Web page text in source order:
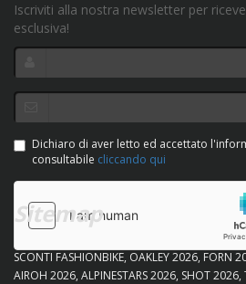
Iscriviti alla nostra newsletter per
esclusiva!
Dichiaro di aver letto ed accettato
consultabile cliccando qui
Sitemap
SCONTI FASHIONBIKE OAKLEY 2026 FORN
AIROH 2026 ALPINESTARS 2026 SHOT 2026